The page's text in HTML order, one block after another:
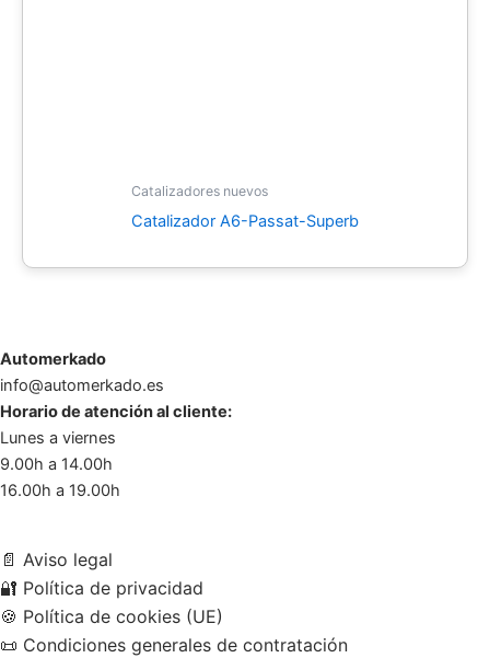
Catalizadores nuevos
Catalizador A6-Passat-Superb
Automerkado
info@automerkado.es
Horario de atención al cliente:
Lunes a viernes
9.00h a 14.00h
16.00h a 19.00h
📄 Aviso legal
🔐 Política de privacidad
🍪 Política de cookies (UE)
📜 Condiciones generales de contratación